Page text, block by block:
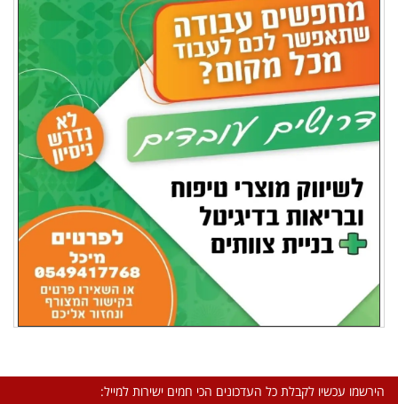
הירשמו עכשיו לקבלת כל העדכונים הכי חמים ישירות למייל: